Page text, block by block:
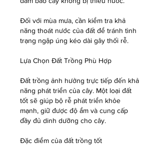
Đối với mùa mưa, cần kiểm tra khả
năng thoát nước của đất để tránh tình
trạng ngập úng kéo dài gây thối rễ.
Lựa Chọn Đất Trồng Phù Hợp
Đất trồng ảnh hưởng trực tiếp đến khả
năng phát triển của cây. Một loại đất
tốt sẽ giúp bộ rễ phát triển khỏe
mạnh, giữ được độ ẩm và cung cấp
đầy đủ dinh dưỡng cho cây.
Đặc điểm của đất trồng tốt